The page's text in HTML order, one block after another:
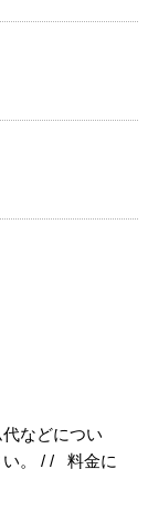
などについ
い。 / / 料金に